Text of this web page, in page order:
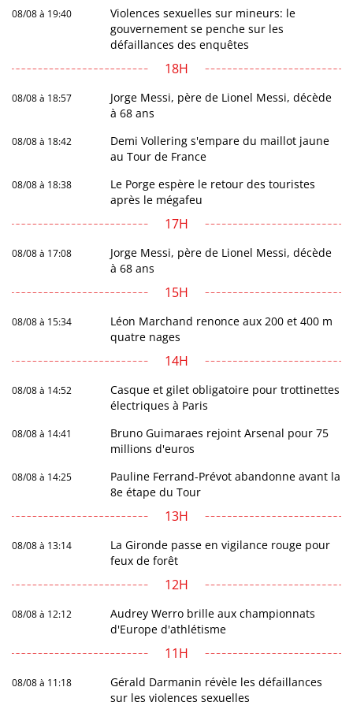
08/08 à 19:40
Violences sexuelles sur mineurs: le
gouvernement se penche sur les
défaillances des enquêtes
18H
08/08 à 18:57
Jorge Messi, père de Lionel Messi, décède
à 68 ans
08/08 à 18:42
Demi Vollering s'empare du maillot jaune
au Tour de France
08/08 à 18:38
Le Porge espère le retour des touristes
après le mégafeu
17H
08/08 à 17:08
Jorge Messi, père de Lionel Messi, décède
à 68 ans
15H
08/08 à 15:34
Léon Marchand renonce aux 200 et 400 m
quatre nages
14H
08/08 à 14:52
Casque et gilet obligatoire pour trottinettes
électriques à Paris
08/08 à 14:41
Bruno Guimaraes rejoint Arsenal pour 75
millions d'euros
08/08 à 14:25
Pauline Ferrand-Prévot abandonne avant la
8e étape du Tour
13H
08/08 à 13:14
La Gironde passe en vigilance rouge pour
feux de forêt
12H
08/08 à 12:12
Audrey Werro brille aux championnats
d'Europe d'athlétisme
11H
08/08 à 11:18
Gérald Darmanin révèle les défaillances
sur les violences sexuelles